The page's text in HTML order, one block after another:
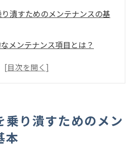
潰すためのメンテナンスの基
メンテナンス項目とは？
メンテナンスチェックポイント
テナンスのスケジュール作成
ためには何が必要か？日常点
乗り潰すためのメン
本